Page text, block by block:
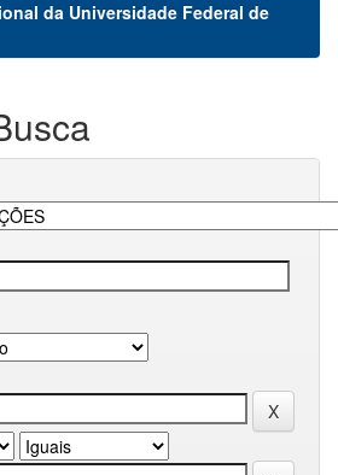
da Universidade Federal de